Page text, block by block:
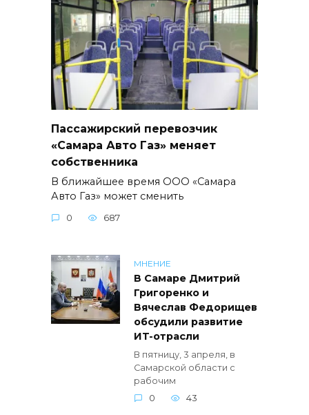
Пассажирский перевозчик
«Самара Авто Газ» меняет
собственника
В ближайшее время ООО «Самара
Авто Газ» может сменить
0 687
МНЕНИЕ
В Самаре Дмитрий
Григоренко и
Вячеслав Федорищев
обсудили развитие
ИT-отрасли
В пятницу, 3 апреля, в
Самарской области с
рабочим
0
43